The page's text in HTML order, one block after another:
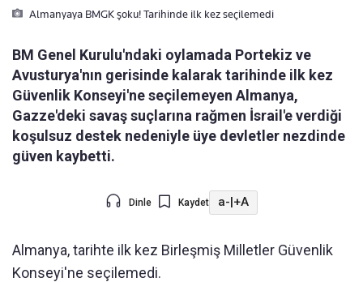
Almanyaya BMGK şoku! Tarihinde ilk kez seçilemedi
BM Genel Kurulu'ndaki oylamada Portekiz ve
Avusturya'nın gerisinde kalarak tarihinde ilk kez
Güvenlik Konseyi'ne seçilemeyen Almanya,
Gazze'deki savaş suçlarına rağmen İsrail'e verdiği
koşulsuz destek nedeniyle üye devletler nezdinde
güven kaybetti.
Dinle Kaydet a-|+A
Almanya, tarihte ilk kez Birleşmiş Milletler Güvenlik
Konseyi'ne seçilemedi.